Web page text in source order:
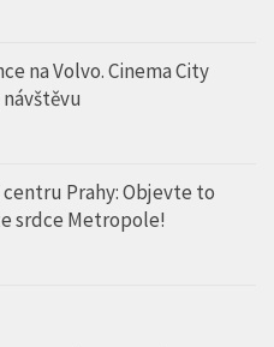
Prahy: Objevte to
srdce Metropole!
SEČUÁN + POZVÁNKA DO